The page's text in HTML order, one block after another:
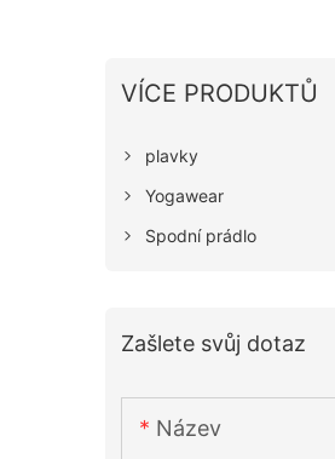
VÍCE PRODUKTŮ
plavky
Yogawear
Spodní prádlo
Zašlete svůj dotaz
Název